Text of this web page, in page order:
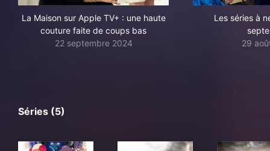
La Maison sur Apple TV+ : une haute
couture faite de coups bas
22 septembre 2024
Les séries à
29
Séries (5)